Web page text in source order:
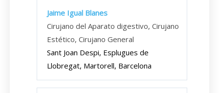
Jaime Igual Blanes
Cirujano del Aparato digestivo, Cirujano
Estético, Cirujano General
Sant Joan Despi, Esplugues de
Llobregat, Martorell, Barcelona